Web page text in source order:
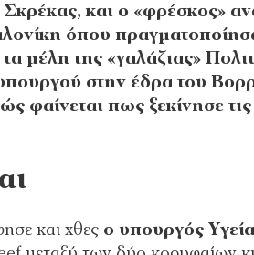
και ο «φρέσκος»
όπου
μέλη της «γαλάζιας»
στην έδρα του
φαίνεται πως ξεκίνησε τις
και χθες ο υπουργός